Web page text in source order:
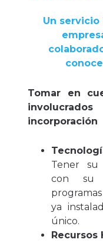
Un servicio
conoce
Tomar en
incorporación
Tener su
con su
ya
único.
Recursos